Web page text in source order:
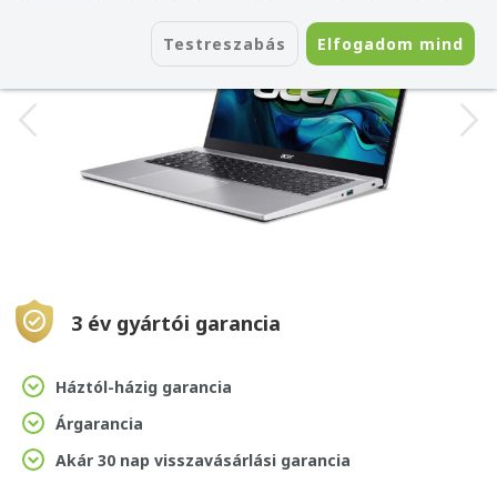
Testreszabás Elfogadom mind
3 év gyártói garancia
Háztól-házig garancia
Árgarancia
Akár 30 nap visszavásárlási garancia